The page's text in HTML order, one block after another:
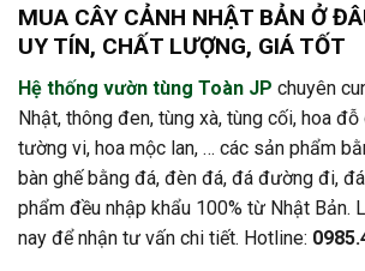
MUA CÂY CẢNH NHẬT BẢN Ở
UY TÍN, CHẤT LƯỢNG, GIÁ TỐT
Hệ thống vườn tùng Toàn JP chuyên
Nhật, thông đen, tùng xà, tùng cối, hoa đỗ
tường vi, hoa mộc lan, … các sản phẩm
bàn ghế bằng đá, đèn đá, đá đường đi,
phẩm đều nhập khẩu 100% từ Nhật Bản.
nay để nhận tư vấn chi tiết. Hotline: